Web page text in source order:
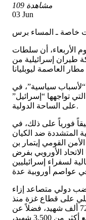
109 مشاهدة
03 Jun
الأربعاء، أن سلطات
طيران إسرائيلية من
“لأسباب سياسية”، في
تواجهها “إسرائيل”
على الساحة الدولية.
فورياً على ذلك، في
المتشددة ضد الكيان
القومي إيتمار بن
الأوروبي بفرض
لسفراء إسرائيليين
دولي متصاعد إزاء
على قطاع غزة منذ
أكتوبر 2023، والتي خلفت أكثر من 72 ألف شهيد، فضلاً عن
استمرار العدوان على لبنان الذي أوقع أكثر من 3,500 شهيد،